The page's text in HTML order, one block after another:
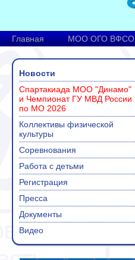
Главная МОО ОГО ВФСО
Новости
Спартакиада МОО "Динамо"
и Чемпионат ГУ МВД России
по МО 2026
Коллективы физической
культуры
Соревнования
Работа с детьми
Регистрация
Пресса
Документы
Видео